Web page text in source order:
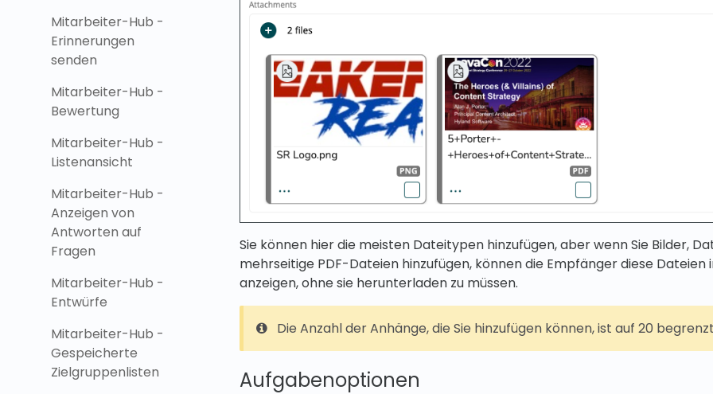
Mitarbeiter-Hub -
Erinnerungen
senden
Mitarbeiter-Hub -
Bewertung
Mitarbeiter-Hub -
Listenansicht
Mitarbeiter-Hub -
Anzeigen von
Antworten auf
Fragen
Mitarbeiter-Hub -
Entwürfe
Mitarbeiter-Hub -
Gespeicherte
Zielgruppenlisten
Sie können hier die meisten Dateitypen hinzufügen, aber wenn Sie Bilder,
mehrseitige PDF-Dateien hinzufügen, können die Empfänger diese Dateien
anzeigen, ohne sie herunterladen zu müssen.
Die Anzahl der Anhänge, die Sie hinzufügen können, ist auf 20
Aufgabenoptionen